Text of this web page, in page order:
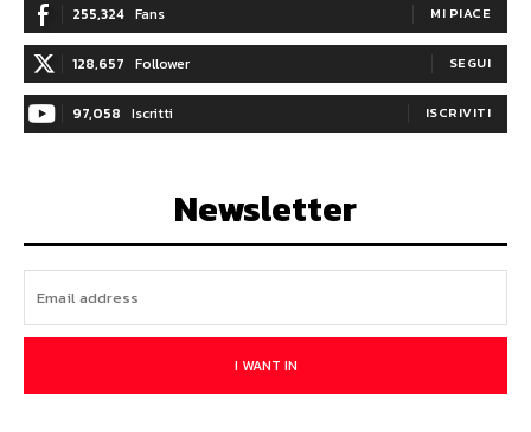
255,324 Fans MI PIACE
128,657 Follower SEGUI
97,058 Iscritti ISCRIVITI
Newsletter
I WANT IN